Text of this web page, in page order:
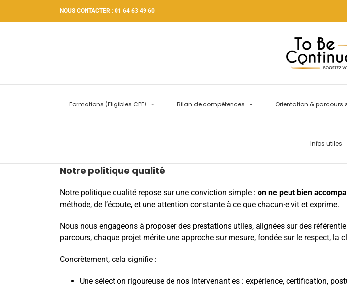
NOUS CONTACTER : 01 64 63 49 60
Formations (Eligibles CPF) Bilan de compétences Orientation & parcours
Infos utiles
Notre politique qualité
Notre politique qualité repose sur une conviction simple : on ne peut bien
méthode, de l’écoute, et une attention constante à ce que chacun·e vit et exprime.
Nous nous engageons à proposer des prestations utiles, alignées sur des
parcours, chaque projet mérite une approche sur mesure, fondée sur le respect, la
Concrètement, cela signifie :
Une sélection rigoureuse de nos intervenant·es : expérience, certification,